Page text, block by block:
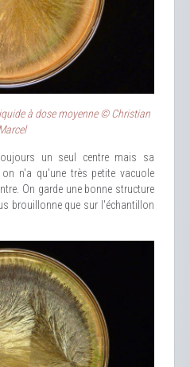
à dose moyenne © Christian
un seul centre mais sa
n'a qu'une très petite vacuole
On garde une bonne structure
brouillonne que sur l'échantillon